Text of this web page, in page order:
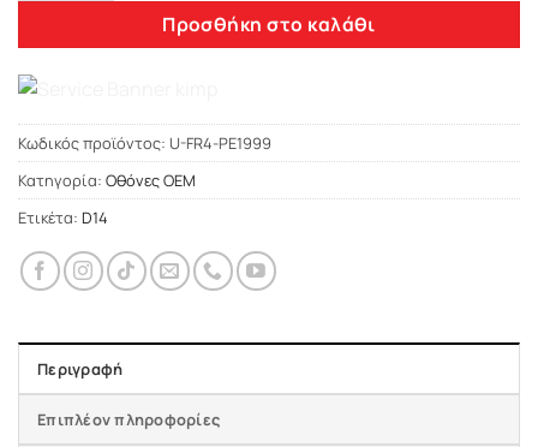
Προσθήκη στο καλάθι
Κωδικός προϊόντος: U-FR4-PE1999
Κατηγορία: Οθόνες OEM
Ετικέτα: D14
Περιγραφή
Επιπλέον πληροφορίες